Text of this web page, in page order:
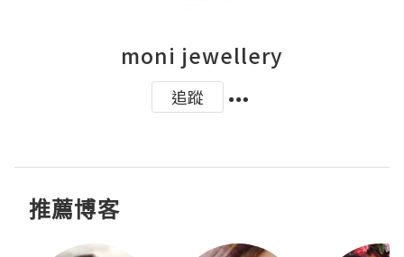
moni jewellery
追蹤
推薦博客